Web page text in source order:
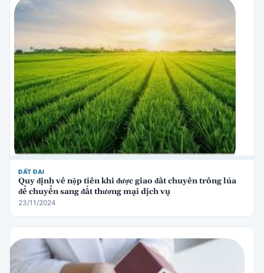
ĐẤT ĐAI
Quy định về nộp tiền khi được giao đất chuyên trồng lúa
để chuyển sang đất thương mại dịch vụ
23/11/2024